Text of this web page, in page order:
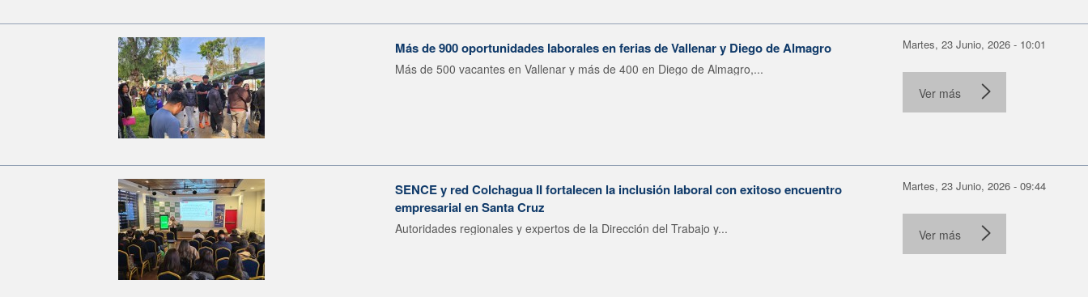
Más de 900 oportunidades laborales en ferias de Vallenar y Diego de Almagro
Más de 500 vacantes en Vallenar y más de 400 en Diego de Almagro,...
Martes, 23 Junio, 2026 - 10:01
Ver más
SENCE y red Colchagua II fortalecen la inclusión laboral con exitoso encuentro
empresarial en Santa Cruz
Autoridades regionales y expertos de la Dirección del Trabajo y...
Martes, 23 Junio, 2026 - 09:44
Ver más